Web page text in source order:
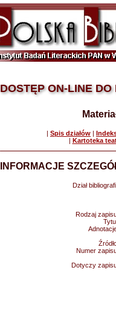
DOSTĘP ON-LINE DO
| Spis działów |
| Kartoteka
INFORMACJE
Dział
Rodzaj
Numer
Dotyczy